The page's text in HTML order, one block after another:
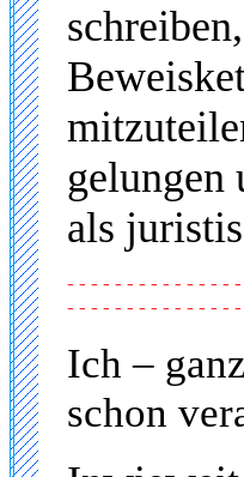
gelungen
als
- - - - - - - - - - - - - -
- - - - - - - - - - - - - -
Ich –
schon